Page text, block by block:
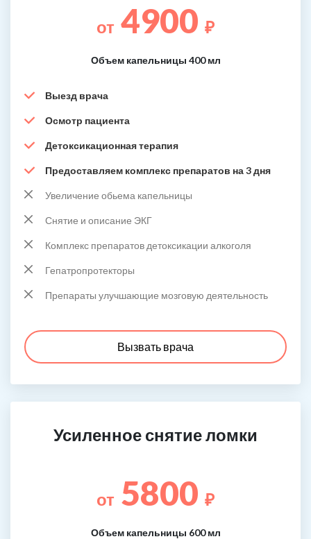
от 4900 ₽
Объем капельницы 400 мл
Выезд врача
Осмотр пациента
Детоксикационная терапия
Предоставляем комплекс препаратов на 3 дня
Увеличение обьема капельницы
Снятие и описание ЭКГ
Комплекс препаратов детоксикации алкоголя
Гепатропротекторы
Препараты улучшающие мозговую деятельность
Вызвать врача
Усиленное снятие ломки
от 5800 ₽
Объем капельницы 600 мл